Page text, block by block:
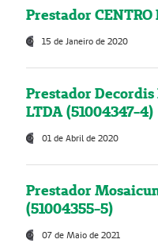
Prestador CENTRO
15 de Janeiro de 2020
Prestador
LTDA (51004347-4)
01 de Abril de 2020
Prestador
(51004355-5)
07 de Maio de 2021